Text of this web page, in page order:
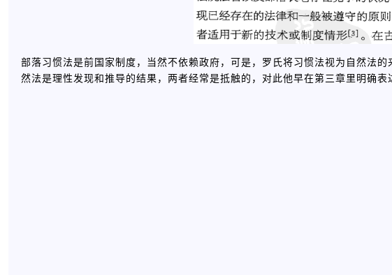
部落习惯法是前国家制度，当然不依赖政府，可是，罗氏将习惯法视为自然法
然法是理性发现和推导的结果，两者经常是抵触的，对此他早在第三章里明确表